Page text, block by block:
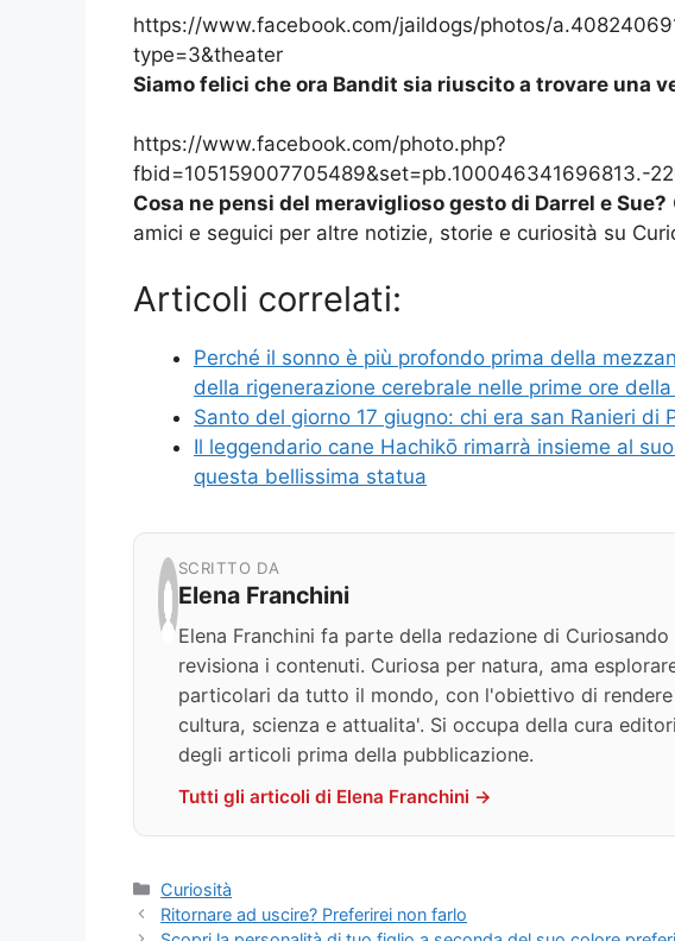
https://www.facebook.com/jaildogs/photos/
type=3&theater
Siamo felici che ora Bandit sia riuscito a trovare una
https://www.facebook.com/photo.php?
fbid=105159007705489&set=pb.100046341696813.-
Cosa ne pensi del meraviglioso gesto di Darrel e Sue?
amici e seguici per altre notizie, storie e curiosità su
Articoli correlati:
Perché il sonno è più profondo prima della
della rigenerazione cerebrale nelle prime ore
Santo del giorno 17 giugno: chi era san Ranieri di
Il leggendario cane Hachikō rimarrà insieme al
questa bellissima statua
SCRITTO DA
Elena Franchini
Elena Franchini fa parte della redazione di
revisiona i contenuti. Curiosa per natura, ama
particolari da tutto il mondo, con l'obiettivo di
cultura, scienza e attualita'. Si occupa della cura
degli articoli prima della pubblicazione.
Tutti gli articoli di Elena Franchini →
Categorie
Curiosità
Ritornare ad uscire? Preferirei non farlo